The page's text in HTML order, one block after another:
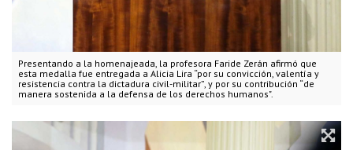
Presentando a la homenajeada, la profesora Faride Zerán afirmó que
esta medalla fue entregada a Alicia Lira “por su convicción, valentía y
resistencia contra la dictadura civil-militar”, y por su contribución “de
manera sostenida a la defensa de los derechos humanos".